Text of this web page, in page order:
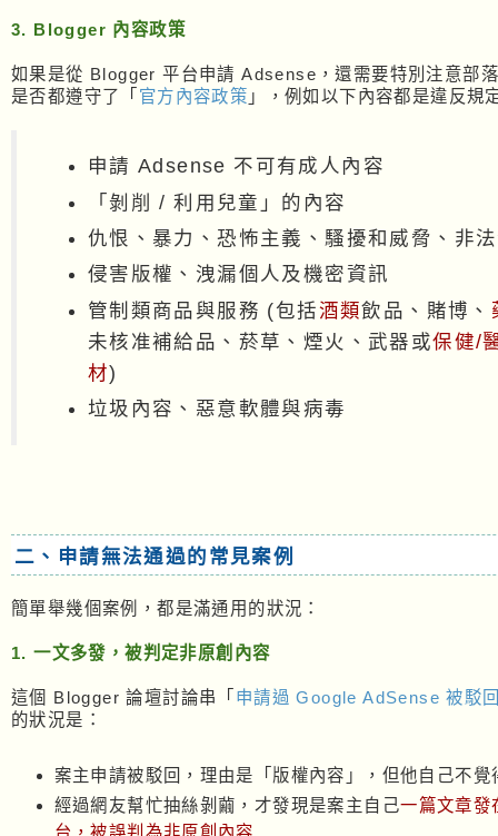
3. Blogger 內容政策
如果是從 Blogger 平台申請 Adsense，還需要特別注意部
是否都遵守了「 官方內容政策 」，例如以下內容都是違反規
申請 Adsense 不可有成人內容
「剝削 / 利用兒童」的內容
仇恨、暴力、恐怖主義、騷擾和威脅、非
侵害版權、洩漏個人及機密資訊
管制類商品與服務 (包括酒類飲品、賭博、
未核准補給品、菸草、煙火、武器或保健/
材)
垃圾內容、惡意軟體與病毒
二、申請無法通過的常見案例
簡單舉幾個案例，都是滿通用的狀況：
1. 一文多發，被判定非原創內容
這個 Blogger 論壇討論串「 申請過 Google AdSense 被駁
的狀況是：
案主申請被駁回，理由是「版權內容」，但他自己不覺
經過網友幫忙抽絲剝繭，才發現是案主自己一篇文章發